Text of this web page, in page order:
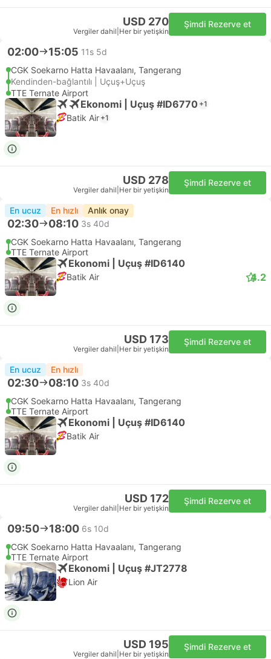
USD 270
Vergiler dahil Her bir yetişkin
Şimdi Rezerve et
02:00 15:05 11s 5d
CGK Soekarno Hatta Havaalanı, Tangerang
Kendinden-bağlantılı | Uçuş+Uçuş
TTE Ternate Airport
Ekonomi | Uçuş #ID6770 +1
Batik Air +1
USD 278
Vergiler dahil Her bir yetişkin
Şimdi Rezerve et
En ucuz En hızlı Anlık onay
02:30 08:10 3s 40d
CGK Soekarno Hatta Havaalanı, Tangerang
TTE Ternate Airport
Ekonomi | Uçuş #ID6140
Batik Air 4.2
USD 173
Vergiler dahil Her bir yetişkin
Şimdi Rezerve et
En ucuz En hızlı
02:30 08:10 3s 40d
CGK Soekarno Hatta Havaalanı, Tangerang
TTE Ternate Airport
Ekonomi | Uçuş #ID6140
Batik Air
USD 172
Vergiler dahil Her bir yetişkin
Şimdi Rezerve et
09:50 18:00 6s 10d
CGK Soekarno Hatta Havaalanı, Tangerang
TTE Ternate Airport
Ekonomi | Uçuş #JT2778
Lion Air
USD 195
Vergiler dahil Her bir yetişkin
Şimdi Rezerve et